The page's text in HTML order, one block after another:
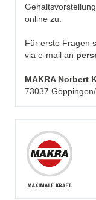
online zu.
Für erste Fragen
via e-mail an
MAKRA Norbert
73037